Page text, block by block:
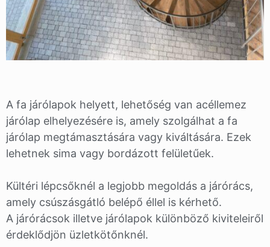
A fa járólapok helyett, lehetőség van acéllemez
járólap elhelyezésére is, amely szolgálhat a fa
járólap megtámasztására vagy kiváltására. Ezek
lehetnek sima vagy bordázott felületűek.
Kültéri lépcsőknél a legjobb megoldás a járórács,
amely csúszásgátló belépő éllel is kérhető.
A járórácsok illetve járólapok különböző kiviteleiről
érdeklődjön üzletkötőnknél.